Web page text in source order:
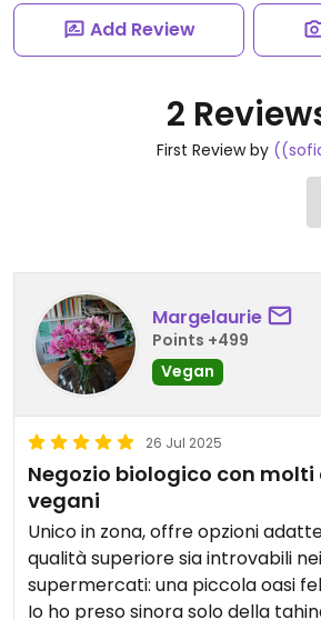
Add Review
2
First Review by
Margelaurie
Points +499
Vegan
26 Jul 2025
Negozio biologico con
vegani
Unico in zona, offre opzioni
qualità superiore sia introvabili
supermercati: una piccola oasi
Io ho preso sinora solo della